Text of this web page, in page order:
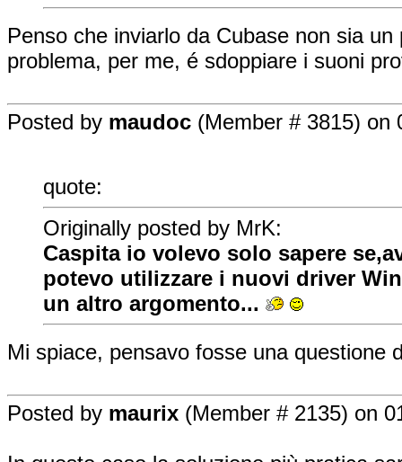
Penso che inviarlo da Cubase non sia
problema, per me, é sdoppiare i suoni
Posted by maudoc (Member # 3815) on
quote:
Originally posted by MrK:
Caspita io volevo solo sapere
potevo utilizzare i nuovi driver
un altro argomento...
Mi spiace, pensavo fosse una questione
Posted by maurix (Member # 2135) on